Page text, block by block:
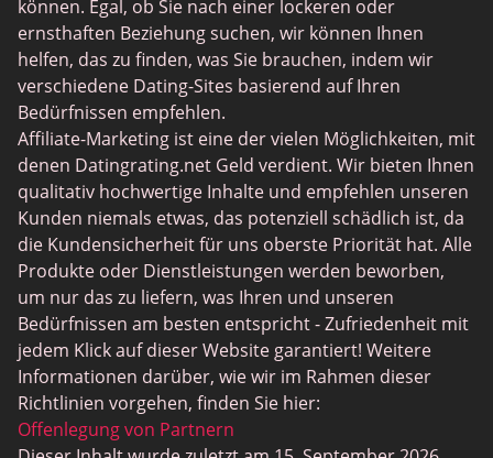
Trans Dating
Senior Dating Sites
MyLOL
Gay Dating
Lesbian Dating
Black Dating Sites
SugarDaddyMeet
LatinAmericanCupid
CatholicMatch
können. Egal, ob Sie nach einer lockeren oder
ernsthaften Beziehung suchen, wir können Ihnen
helfen, das zu finden, was Sie brauchen, indem wir
verschiedene Dating-Sites basierend auf Ihren
Bedürfnissen empfehlen.
Affiliate-Marketing ist eine der vielen Möglichkeiten, mit
denen Datingrating.net Geld verdient. Wir bieten Ihnen
qualitativ hochwertige Inhalte und empfehlen unseren
Kunden niemals etwas, das potenziell schädlich ist, da
die Kundensicherheit für uns oberste Priorität hat. Alle
Produkte oder Dienstleistungen werden beworben,
um nur das zu liefern, was Ihren und unseren
Bedürfnissen am besten entspricht - Zufriedenheit mit
jedem Klick auf dieser Website garantiert! Weitere
Informationen darüber, wie wir im Rahmen dieser
Richtlinien vorgehen, finden Sie hier:
Offenlegung von Partnern